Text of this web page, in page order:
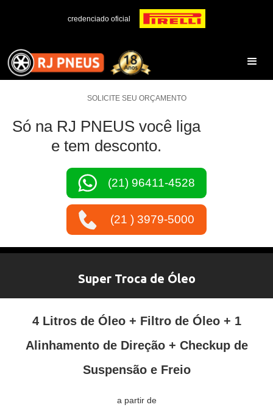
credenciado oficial
SOLICITE SEU ORÇAMENTO
Só na RJ PNEUS você liga
e tem desconto.
(21) 96411-4528
(21 ) 3979-5000
Super Troca de Óleo
4 Litros de Óleo + Filtro de Óleo + 1
Alinhamento de Direção + Checkup de
Suspensão e Freio
a partir de